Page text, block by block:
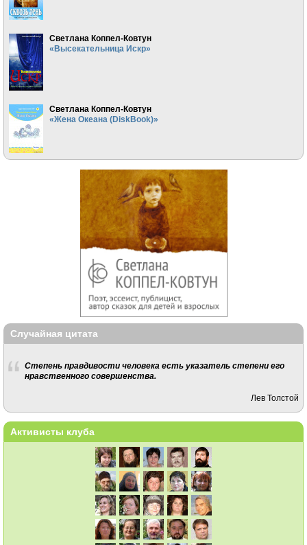
Светлана Коппел-Ковтун
«Высекательница Искр»
Светлана Коппел-Ковтун
«Жена Океана (DiskBook)»
Случайная цитата
Степень правдивости человека есть указатель степени его
нравственного совершенства.
Лев Толстой
Активисты клуба